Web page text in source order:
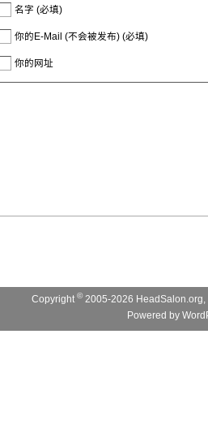
名字 (必填)
你的E-Mail (不会被发布) (必填)
你的网址
Copyright© 2005-2026
Powered by